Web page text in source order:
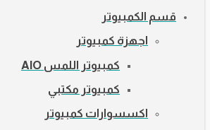
قسم الكمبيوتر
اجهزة كمبيوتر
كمبيوتر اللمس AIO
كمبيوتر مكتبي
اكسسوارات كمبيوتر